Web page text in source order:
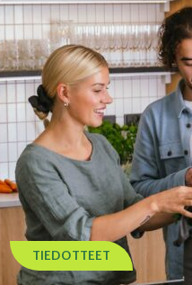
TIEDOTTEET